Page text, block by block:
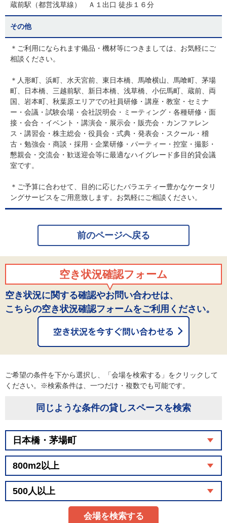
蔵前駅（都営浅草線） Ａ１出口 徒歩１６分
その他
＊ご利用になられます備品・機材等につきましては、お気軽にご
相談ください。
＊人形町、浜町、水天宮前、東日本橋、馬喰横山、馬喰町、茅場
町、日本橋、三越前駅、新日本橋、浅草橋、小伝馬町、蔵前、両
国、岩本町、秋葉原エリアでの社員研修・講座・教室・セミナ
ー・会議・試験会場・会社説明会・ミーティング・各種研修・面
接・会合・イベント・講演会・展示会・販売会・カンファレン
ス・講習会・株主総会・役員会・式典・発表会・スクール・稽
古・勉強会・商談・採用・企業研修・パーティー・控室・撮影・
懇親会・交流会・歓送迎会等に最適なハイグレード多目的貸会議
室です。
＊ご予算に合わせて、目的に応じたバラエティー豊かなケータリ
ングサービスをご用意致します。お気軽にご相談ください。
前のページへ戻る
空き状況確認フォーム
空き状況に関する確認やお問い合わせは、
こちらの空き状況確認フォームをご利用ください。
ご希望の条件を下から選択し、「会場を検索する」をクリックして
ください。※検索条件は、一つだけ・複数でも可能です。
同じような条件の貸しスペースを検索
会場を検索する